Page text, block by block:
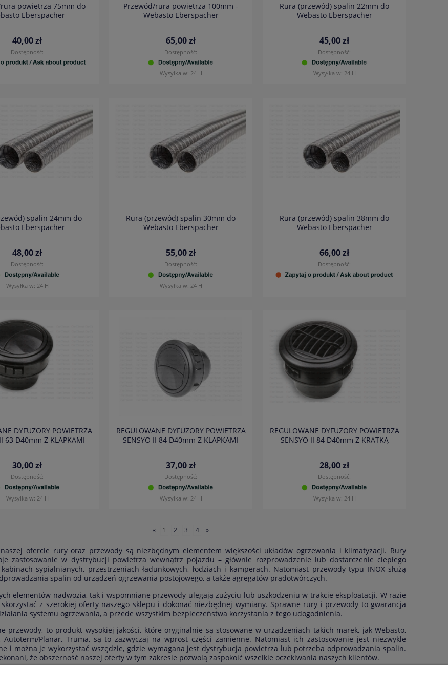
powietrza 75mm do
Eberspacher
40,00 zł
Dostępność:
Przewód/rura powietrza 100mm -
Webasto Eberspacher
65,00 zł
Dostępność:
Wysyłka w: 24 H
Rura (przewód) spalin 22mm do
Webasto Eberspacher
45,00 zł
Dostępność:
Wysyłka w: 24 H
spalin 24mm do
Eberspacher
48,00 zł
Dostępność:
Wysyłka w: 24 H
Rura (przewód) spalin 30mm do
Webasto Eberspacher
55,00 zł
Dostępność:
Wysyłka w: 24 H
Rura (przewód) spalin 38mm do
Webasto Eberspacher
66,00 zł
Dostępność:
DYFUZORY POWIETRZA
63 D40mm Z KLAPKAMI
30,00 zł
Dostępność:
Wysyłka w: 24 H
REGULOWANE DYFUZORY POWIETRZA
SENSYO II 84 D40mm Z KLAPKAMI
37,00 zł
Dostępność:
Wysyłka w: 24 H
REGULOWANE DYFUZORY POWIETRZA
SENSYO II 84 D40mm Z KRATKĄ
28,00 zł
Dostępność:
Wysyłka w: 24 H
« 1 2 3 4 »
ofercie rury oraz przewody są niezbędnym elementem większości układów ogrzewania i klimatyzacji. Rury
zastosowanie w dystrybucji powietrza wewnątrz pojazdu – głównie rozprowadzenie lub dostarczenie ciepłego
sypialnianych, przestrzeniach ładunkowych, łodziach i kamperach. Natomiast przewody typu INOX służą
spalin od urządzeń ogrzewania postojowego, a także agregatów prądotwórczych.
elementów nadwozia, tak i wspomniane przewody ulegają zużyciu lub uszkodzeniu w trakcie eksploatacji. W razie
z szerokiej oferty naszego sklepu i dokonać niezbędnej wymiany. Sprawne rury i przewody to gwarancja
systemu ogrzewania, a przede wszystkim bezpieczeństwa korzystania z tego udogodnienia.
przewody, to produkt wysokiej jakości, które oryginalnie są stosowane w urządzeniach takich marek, jak Webasto,
Autoterm/Planar, Truma, są to zazwyczaj na wprost części zamienne. Natomiast ich zastosowanie jest niezwykle
i można je wykorzystać wszędzie, gdzie wymagana jest dystrybucja powietrza lub potrzeba odprowadzania spalin.
że obszerność naszej oferty w tym zakresie pozwolą zaspokoić wszelkie oczekiwania naszych klientów.